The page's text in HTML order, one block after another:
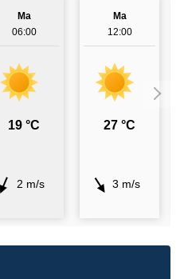
Ma
06:00
19 °C
2 m/s
Ma
12:00
27 °C
3 m/s